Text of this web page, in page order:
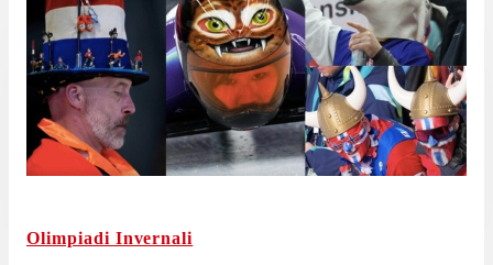
Olimpiadi Invernali